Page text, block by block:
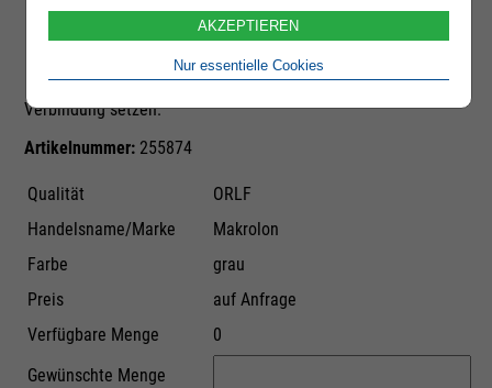
Durch das Absenden dieser E-Mail-Anfrage lösen Sie noch
Verbindung setzen.
Artikelnummer: 255874
Qualität
ORLF
Handelsname/Marke
Makrolon
Farbe
grau
Preis
auf Anfrage
Verfügbare Menge
0
Gewünschte Menge
AKZEPTIEREN
Nur essentielle Cookies